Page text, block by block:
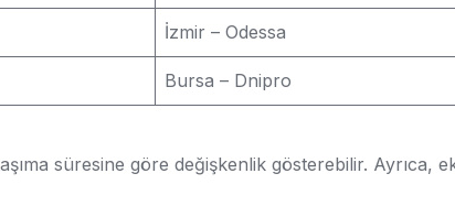
İzmir – Odessa
Bursa – Dnipro
süresine göre değişkenlik gösterebilir. Ayrıca,